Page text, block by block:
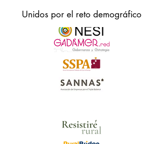
Unidos por el reto demográfico